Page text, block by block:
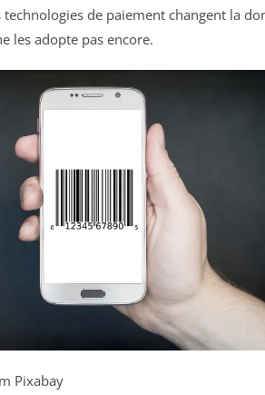
de paiement changent la
les adopte pas encore.
Pixabay